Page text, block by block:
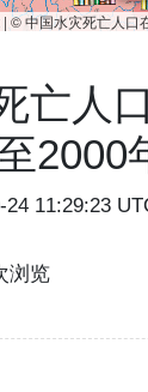
| © 中国水灾死亡人口
亡人
2000
24 11:29:23
浏览